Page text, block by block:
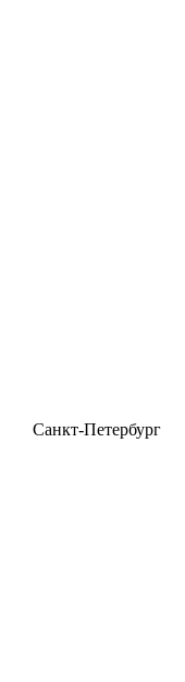
Санкт-Петербург